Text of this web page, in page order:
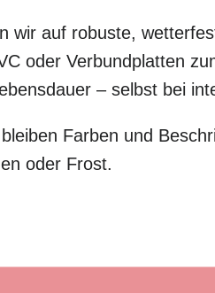
wir auf robuste,
oder Verbundplatten
– selbst bei
Farben und
oder Frost.